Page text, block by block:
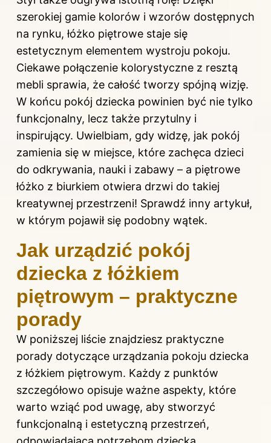
szerokiej gamie kolorów i wzorów dostępnych
na rynku, łóżko piętrowe staje się
estetycznym elementem wystroju pokoju.
Ciekawe połączenie kolorystyczne z resztą
mebli sprawia, że całość tworzy spójną wizję.
W końcu pokój dziecka powinien być nie tylko
funkcjonalny, lecz także przytulny i
inspirujący. Uwielbiam, gdy widzę, jak pokój
zamienia się w miejsce, które zachęca dzieci
do odkrywania, nauki i zabawy – a piętrowe
łóżko z biurkiem otwiera drzwi do takiej
kreatywnej przestrzeni! Sprawdź inny artykuł,
w którym pojawił się podobny wątek.
Jak urządzić pokój
dziecka z łóżkiem
piętrowym – praktyczne
porady
W poniższej liście znajdziesz praktyczne
porady dotyczące urządzania pokoju dziecka
z łóżkiem piętrowym. Każdy z punktów
szczegółowo opisuje ważne aspekty, które
warto wziąć pod uwagę, aby stworzyć
funkcjonalną i estetyczną przestrzeń,